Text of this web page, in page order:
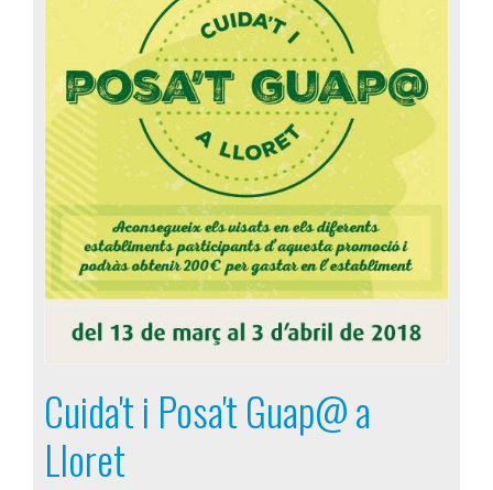
Cuida't i Posa't Guap@ a
Lloret